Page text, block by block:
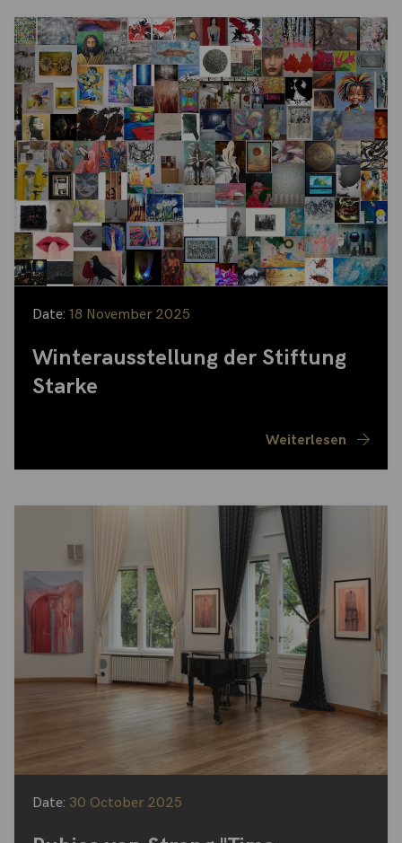
Date: 18 November 2025
Winterausstellung der Stiftung
Starke
Weiterlesen
Date: 30 October 2025